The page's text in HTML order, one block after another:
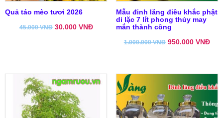
Quả táo mèo tươi 2026
45.000VNĐ 30.000 VNĐ
Mẫu đinh lăng điêu khắc phật
di lặc 7 lít phong thủy may
mắn thành công
1.000.000VNĐ 950.000 VNĐ